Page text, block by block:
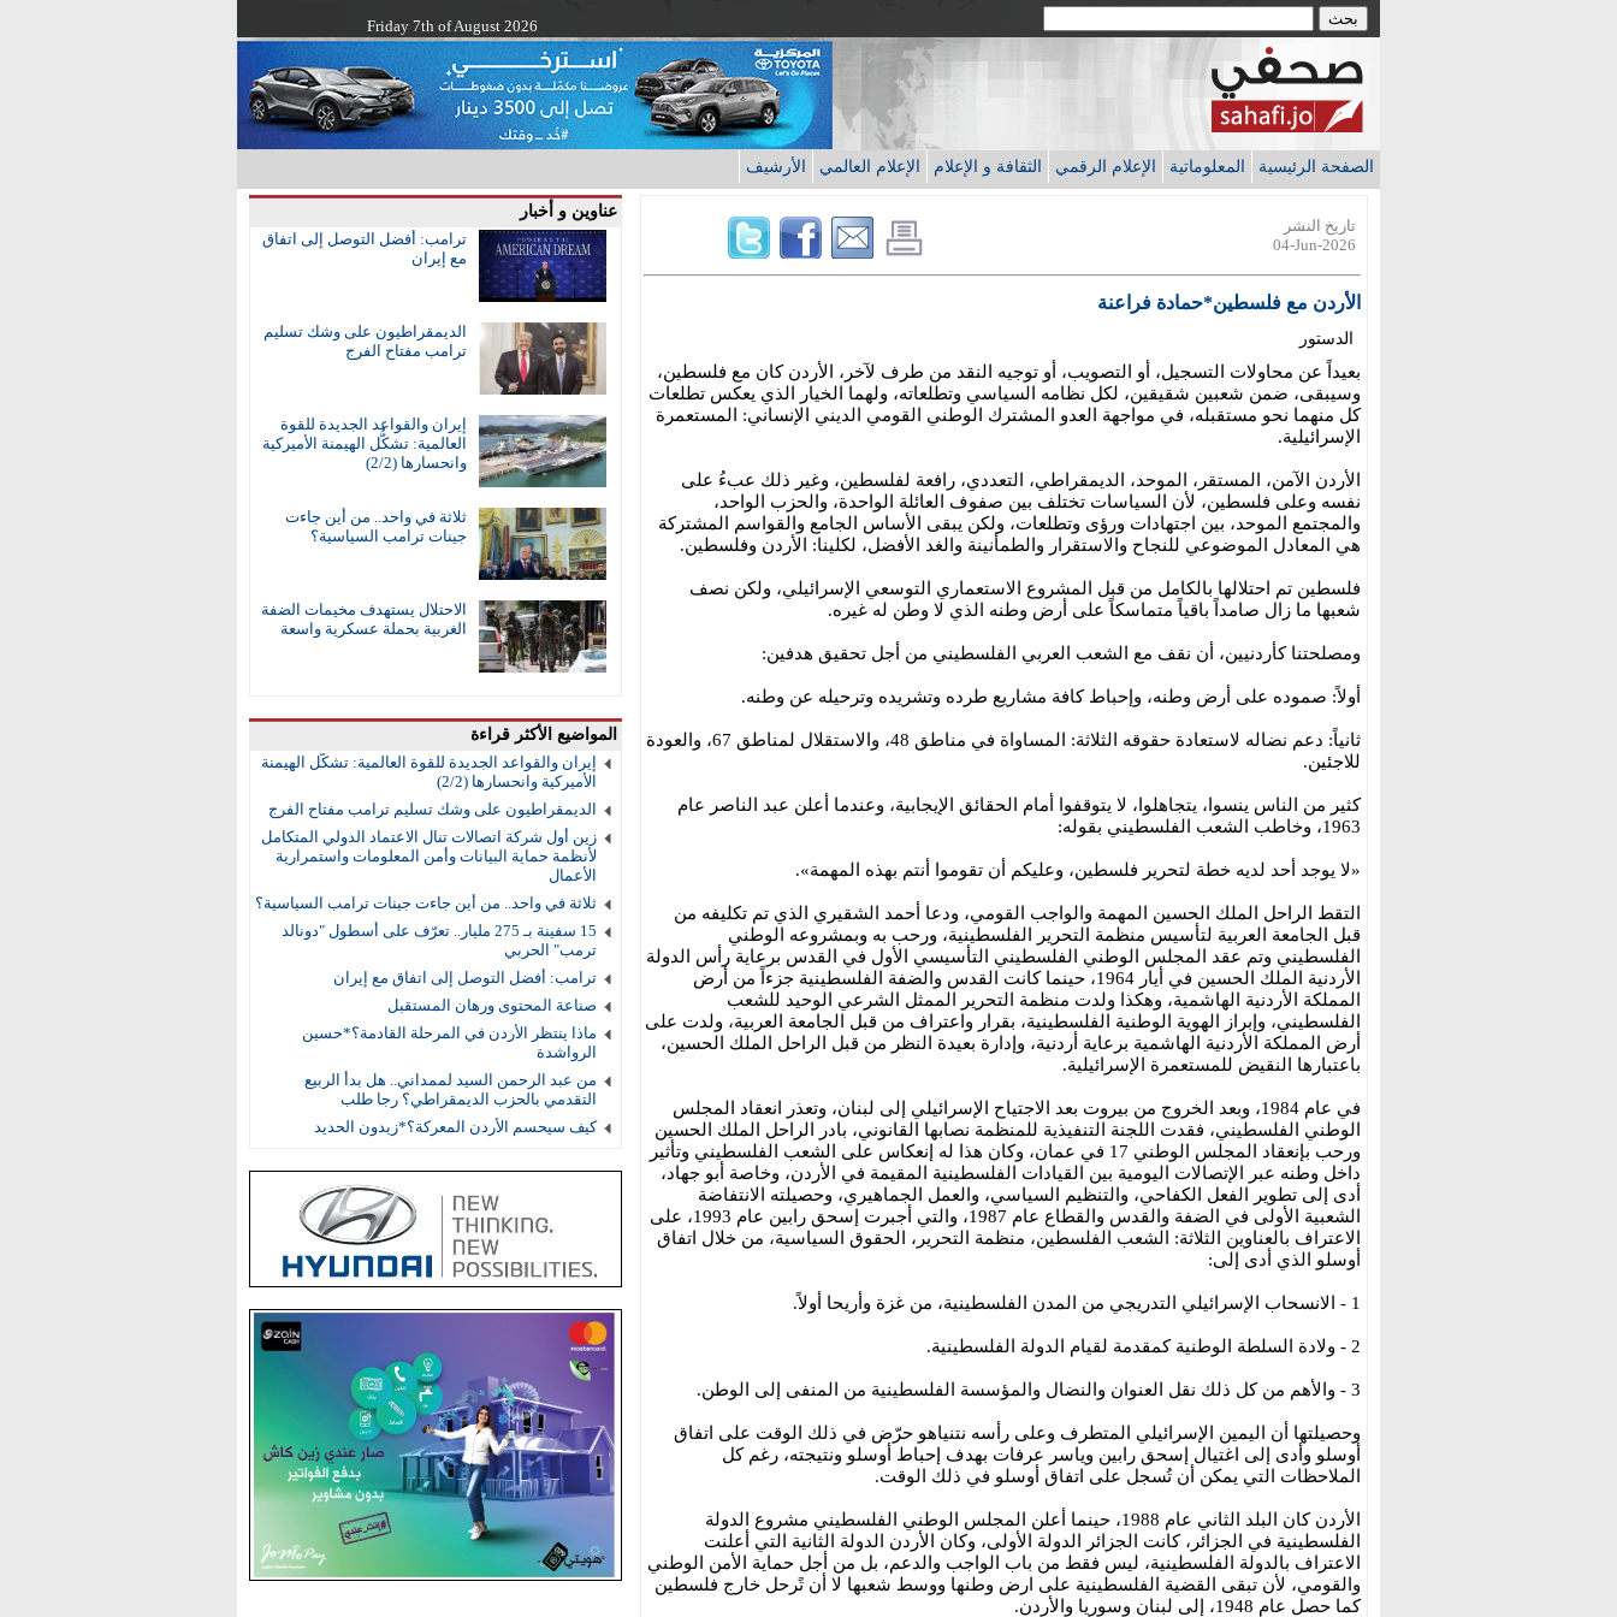
Friday 7th of August 2026
الصفحة الرئيسية المعلوماتية الإعلام الرقمي الثقافة و الإعلام الإعلام العالمي الأرشيف
عناوين و أخبار
ترامب: أفضل التوصل إلى اتفاق
مع إيران
الديمقراطيون على وشك تسليم
ترامب مفتاح الفرج
إيران والقواعد الجديدة للقوة
العالمية: تشكُّل الهيمنة الأميركية
وانحسارها (2/2)
ثلاثة في واحد.. من أين جاءت
جينات ترامب السياسية؟
الاحتلال يستهدف مخيمات الضفة
الغربية بحملة عسكرية واسعة
المواضيع الأكثر قراءة
إيران والقواعد الجديدة للقوة العالمية: تشكُّل الهيمنة
الأميركية وانحسارها (2/2)
الديمقراطيون على وشك تسليم ترامب مفتاح الفرج
زين أول شركة اتصالات تنال الاعتماد الدولي المتكامل
لأنظمة حماية البيانات وأمن المعلومات واستمرارية
الأعمال
ثلاثة في واحد.. من أين جاءت جينات ترامب السياسية؟
15 سفينة بـ 275 مليار.. تعرّف على أسطول "دونالد
ترمب" الحربي
ترامب: أفضل التوصل إلى اتفاق مع إيران
صناعة المحتوى ورهان المستقبل
ماذا ينتظر الأردن في المرحلة القادمة؟*حسين
الرواشدة
من عبد الرحمن السيد لممداني.. هل بدأ الربيع
التقدمي بالحزب الديمقراطي؟ رجا طلب
كيف سيحسم الأردن المعركة؟*زيدون الحديد
تاريخ النشر
04-Jun-2026
الأردن مع فلسطين*حمادة فراعنة
الدستور
بعيداً عن محاولات التسجيل، أو التصويب، أو توجيه النقد من طرف لآخر، الأردن كان مع فلسطين،
وسيبقى، ضمن شعبين شقيقين، لكل نظامه السياسي وتطلعاته، ولهما الخيار الذي يعكس تطلعات
كل منهما نحو مستقبله، في مواجهة العدو المشترك الوطني القومي الديني الإنساني: المستعمرة
الإسرائيلية.
الأردن الآمن، المستقر، الموحد، الديمقراطي، التعددي، رافعة لفلسطين، وغير ذلك عبءُ على
نفسه وعلى فلسطين، لأن السياسات تختلف بين صفوف العائلة الواحدة، والحزب الواحد،
والمجتمع الموحد، بين اجتهادات ورؤى وتطلعات، ولكن يبقى الأساس الجامع والقواسم المشتركة
هي المعادل الموضوعي للنجاح والاستقرار والطمأنينة والغد الأفضل، لكلينا: الأردن وفلسطين.
فلسطين تم احتلالها بالكامل من قبل المشروع الاستعماري التوسعي الإسرائيلي، ولكن نصف
شعبها ما زال صامداً باقياً متماسكاً على أرض وطنه الذي لا وطن له غيره.
ومصلحتنا كأردنيين، أن نقف مع الشعب العربي الفلسطيني من أجل تحقيق هدفين:
أولاً: صموده على أرض وطنه، وإحباط كافة مشاريع طرده وتشريده وترحيله عن وطنه.
ثانياً: دعم نضاله لاستعادة حقوقه الثلاثة: المساواة في مناطق 48، والاستقلال لمناطق 67، والعودة
للاجئين.
كثير من الناس ينسوا، يتجاهلوا، لا يتوقفوا أمام الحقائق الإيجابية، وعندما أعلن عبد الناصر عام
1963، وخاطب الشعب الفلسطيني بقوله:
«لا يوجد أحد لديه خطة لتحرير فلسطين، وعليكم أن تقوموا أنتم بهذه المهمة».
التقط الراحل الملك الحسين المهمة والواجب القومي، ودعا أحمد الشقيري الذي تم تكليفه من
قبل الجامعة العربية لتأسيس منظمة التحرير الفلسطينية، ورحب به وبمشروعه الوطني
الفلسطيني وتم عقد المجلس الوطني الفلسطيني التأسيسي الأول في القدس برعاية رأس الدولة
الأردنية الملك الحسين في أيار 1964، حينما كانت القدس والضفة الفلسطينية جزءاً من أرض
المملكة الأردنية الهاشمية، وهكذا ولدت منظمة التحرير الممثل الشرعي الوحيد للشعب
الفلسطيني، وإبراز الهوية الوطنية الفلسطينية، بقرار واعتراف من قبل الجامعة العربية، ولدت على
أرض المملكة الأردنية الهاشمية برعاية أردنية، وإدارة بعيدة النظر من قبل الراحل الملك الحسين،
باعتبارها النقيض للمستعمرة الإسرائيلية.
في عام 1984، وبعد الخروج من بيروت بعد الاجتياح الإسرائيلي إلى لبنان، وتعذر انعقاد المجلس
الوطني الفلسطيني، فقدت اللجنة التنفيذية للمنظمة نصابها القانوني، بادر الراحل الملك الحسين
ورحب بإنعقاد المجلس الوطني 17 في عمان، وكان هذا له إنعكاس على الشعب الفلسطيني وتأثير
داخل وطنه عبر الإتصالات اليومية بين القيادات الفلسطينية المقيمة في الأردن، وخاصة أبو جهاد،
أدى إلى تطوير الفعل الكفاحي، والتنظيم السياسي، والعمل الجماهيري، وحصيلته الانتفاضة
الشعبية الأولى في الضفة والقدس والقطاع عام 1987، والتي أجبرت إسحق رابين عام 1993، على
الاعتراف بالعناوين الثلاثة: الشعب الفلسطين، منظمة التحرير، الحقوق السياسية، من خلال اتفاق
أوسلو الذي أدى إلى:
1 - الانسحاب الإسرائيلي التدريجي من المدن الفلسطينية، من غزة وأريحا أولاً.
2 - ولادة السلطة الوطنية كمقدمة لقيام الدولة الفلسطينية.
3 - والأهم من كل ذلك نقل العنوان والنضال والمؤسسة الفلسطينية من المنفى إلى الوطن.
وحصيلتها أن اليمين الإسرائيلي المتطرف وعلى رأسه نتنياهو حرّض في ذلك الوقت على اتفاق
أوسلو وأدى إلى اغتيال إسحق رابين وياسر عرفات بهدف إحباط أوسلو ونتيجته، رغم كل
الملاحظات التي يمكن أن تُسجل على اتفاق أوسلو في ذلك الوقت.
الأردن كان البلد الثاني عام 1988، حينما أعلن المجلس الوطني الفلسطيني مشروع الدولة
الفلسطينية في الجزائر، كانت الجزائر الدولة الأولى، وكان الأردن الدولة الثانية التي أعلنت
الاعتراف بالدولة الفلسطينية، ليس فقط من باب الواجب والدعم، بل من أجل حماية الأمن الوطني
والقومي، لأن تبقى القضية الفلسطينية على ارض وطنها ووسط شعبها لا أن تًرحل خارج فلسطين
كما حصل عام 1948، إلى لبنان وسوريا والأردن.